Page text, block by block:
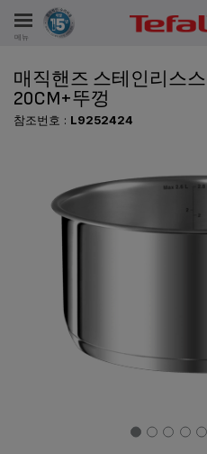
메뉴
매직핸즈 스테인리스스
20CM+뚜껑
참조번호 : L9252424